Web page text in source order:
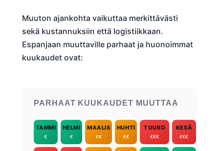
Muuton ajankohta vaikuttaa merkittävästi
sekä kustannuksiin että logistiikkaan.
Espanjaan muuttaville parhaat ja huonoimmat
kuukaudet ovat:
PARHAAT KUUKAUDET MUUTTAA
TAMMI
€
HELMI
€
MAALIS
€€
HUHTI
€€
TOUKO
€€€
KESÄ
€€€